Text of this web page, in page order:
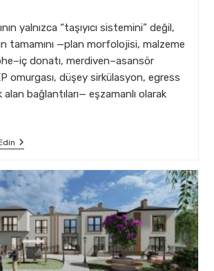
modified:
yalnızca “taşıyıcı sistemini” değil,
tamamını —plan morfolojisi, malzeme
donatı, merdiven–asansör
omurgası, düşey sirkülasyon, egress
alan bağlantıları— eşzamanlı olarak
Mimarlıkta
Deprem
Yönelik
İleri
Yapısal
Simülasyonlar